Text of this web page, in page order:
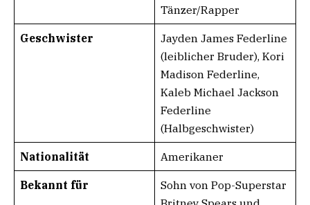
Tänzer/Rapper
Geschwister
Jayden James Federline
(leiblicher Bruder), Kori
Madison Federline,
Kaleb Michael Jackson
Federline
(Halbgeschwister)
Nationalität Amerikaner
Bekannt für
Sohn von Pop-Superstar